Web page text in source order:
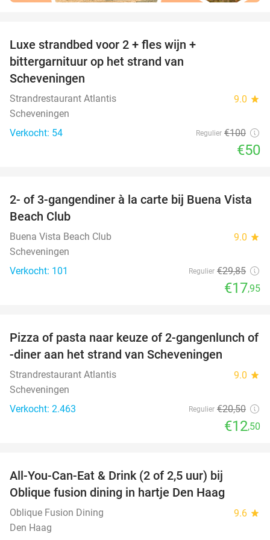
Luxe strandbed voor 2 + fles wijn +
bittergarnituur op het strand van
Scheveningen
Strandrestaurant Atlantis 9.0 star
Scheveningen
Verkocht: 54
Regulier €100
€50
40%
2- of 3-gangendiner à la carte bij Buena Vista
Beach Club
Buena Vista Beach Club 9.0 star
Scheveningen
Verkocht: 101
Regulier €29,85
€17,95
39%
Pizza of pasta naar keuze of 2-gangenlunch of
-diner aan het strand van Scheveningen
Strandrestaurant Atlantis 9.0 star
Scheveningen
Verkocht: 2.463
Regulier €20,50
€12,50
All-You-Can-Eat & Drink (2 of 2,5 uur) bij
Oblique fusion dining in hartje Den Haag
Oblique Fusion Dining 9.6 star
Den Haag